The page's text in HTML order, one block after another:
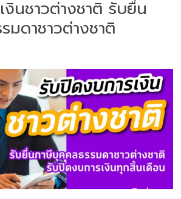
งินชาวต่างชาติ รับยื่น
มดาชาวต่างชาติ